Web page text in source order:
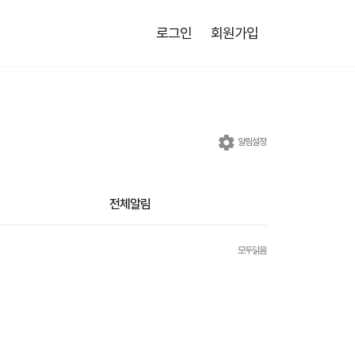
로그인 회원가입
알림설정
전체알림
모두읽음